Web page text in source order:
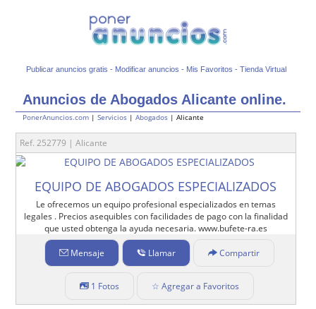
Publicar anuncios gratis - Modificar anuncios - Mis Favoritos -Tienda Virtual
Anuncios de Abogados Alicante online.
PonerAnuncios.com |Servicios |Abogados | Alicante
Ref. 252779 | Alicante
EQUIPO DE ABOGADOS ESPECIALIZADOS
Le ofrecemos un equipo profesional especializados en temas
legales . Precios asequibles con facilidades de pago con la finalidad
que usted obtenga la ayuda necesaria. www.bufete-ra.es
Mensaje Llamar Compartir
1 Fotos ☆ Agregar a Favoritos